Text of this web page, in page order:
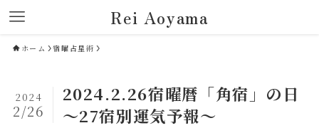
Rei Aoyama
ホーム 宿曜占星術
2024.2.26宿曜暦「角宿」の日
～27宿別運気予報～
2024
2/26